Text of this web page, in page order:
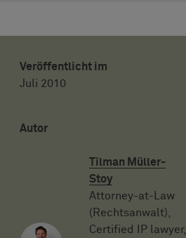
Veröffentlicht im
Juli 2010
Autor
Tilman Müller-
Stoy
Attorney-at-Law
(Rechtsanwalt),
Certified IP lawyer,